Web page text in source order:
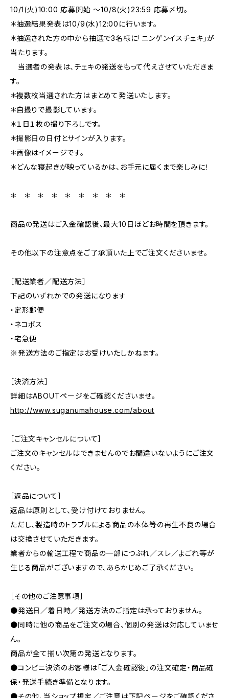
10/1(火)10:00 応募開始 〜10/8(火)23:59 応募〆切。
＊抽選結果発表は10/9(水)12:00に行います。
＊抽選された方の中から抽選で3名様に「ニンゲンイスチェキ」が
当たります。
当選者の発表は、チェキの発送をもって代えさせていただきま
す。
＊複数枚当選された方はまとめて発送いたします。
＊自撮りで撮影しています。
＊１日１枚の撮り下ろしです。
＊撮影日の日付とサインが入ります。
＊画像はイメージです。
＊どんな寝起きが映っているかは、お手元に届くまで楽しみに！
＊ ＊ ＊ ＊ ＊ ＊ ＊ ＊ ＊
商品の発送はご入金確認後、最大10日ほどお時間を頂きます。
その他以下の注意点をご了承頂いた上でご注文くださいませ。
［配送業者／配送方法］
下記のいずれかでの発送になります
・定形郵便
・ネコポス
・宅急便
※発送方法のご指定はお受けいたしかねます。
［決済方法］
詳細はABOUTページをご確認くださいませ。
http://www.suganumahouse.com/about
［ご注文キャンセルについて］
ご注文のキャンセルはできませんのでお間違いないようにご注文
ください。
［返品について］
返品は原則として、受け付けておりません。
ただし、製造時のトラブルによる商品の本体等の再生不良の場合
は交換させていただきます。
業者からの輸送工程で商品の一部につぶれ／スレ／よごれ等が
生じる商品がございますので、あらかじめご了承ください。
［その他のご注意事項］
●発送日／着日時／発送方法のご指定は承っておりません。
●同時に他の商品をご注文の場合、個別の発送は対応していませ
ん。
商品が全て揃い次第の発送となります。
●コンビニ決済のお客様は「ご入金確認後」の注文確定・商品確
保・発送手続き準備となります。
●その他、当ショップ規定／ご注意は下記ページをご確認くださ